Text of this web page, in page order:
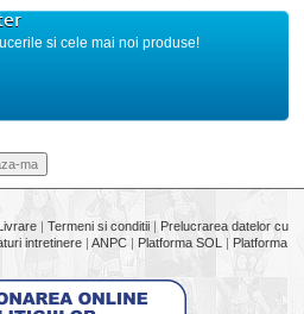
si cele mai noi produse!
| Termeni si conditii | Prelucrarea datelor cu
intretinere | ANPC | Platforma SOL | Platforma